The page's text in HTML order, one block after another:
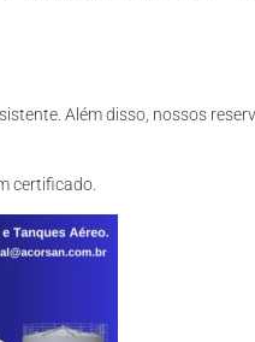
Além disso, nossos
certificado.